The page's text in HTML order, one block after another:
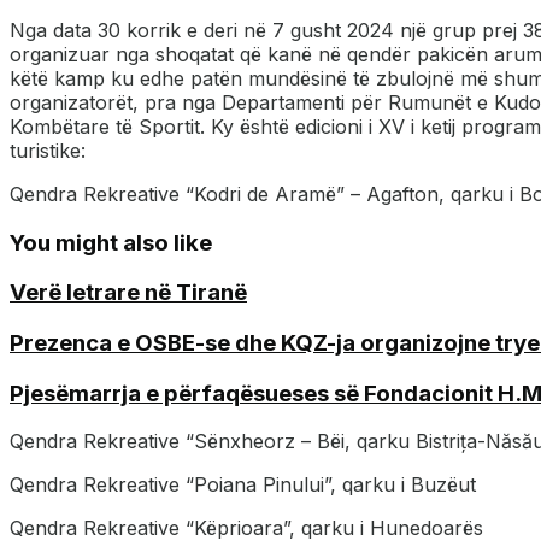
Nga data 30 korrik e deri në 7 gusht 2024 një grup prej
organizuar nga shoqatat që kanë në qendër pakicën
këtë kamp ku edhe patën mundësinë të zbulojnë më
organizatorët, pra nga Departamenti për Rumunët e
Kombëtare të Sportit. Ky është edicioni i XV i ketij
turistike:
Qendra Rekreative “Kodri de Aramë” – Agafton, qarku i
You might also like
Verë letrare në Tiranë
Prezenca e OSBE-se dhe KQZ-ja organizojne
Pjesëmarrja e përfaqësueses së Fondacionit
Qendra Rekreative “Sënxheorz – Bëi, qarku Bistrița-
Qendra Rekreative “Poiana Pinului”, qarku i Buzëut
Qendra Rekreative “Këprioara”, qarku i Hunedoarës